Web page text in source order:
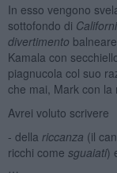
In esso vengono
sottofondo di
divertimento
Kamala con
piagnucola col suo
che mai, Mark con la
Avrei voluto scrivere
- della riccanza (il
ricchi come sguaiati)